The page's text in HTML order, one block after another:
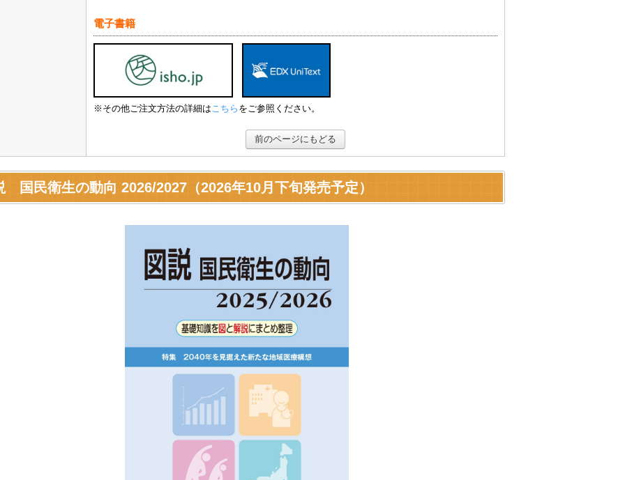
電子書籍
※その他ご注文方法の詳細はこちら をご参照ください。
前のページにもどる
国民衛生の動向 2026/2027（2026年10月下旬発売予定）